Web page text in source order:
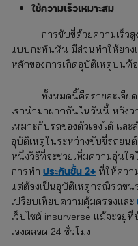
ใช้ความเร็วเหมาะสม
การขับขี่ด้วยความเร็วสูงต่
แบบกะทันหัน มีส่วนทำให้ยาง
หลักของการเกิดอุบัติเหตุบนท้
ทั้งหมดนี้คือรายละเอียดต่
เรานำมาฝากกันในวันนี้ หวังว่
เหมาะกับรถของตัวเองได้ แล
อุบัติเหตุในระหว่างขับขี่รถยน
หนึ่งวิธีที่จะช่วยเพิ่มความอุ่นใ
การทำ ประกันชั้น 2+ ที่ให้ควา
แต่ต้องเป็นอุบัติเหตุกรณีรถช
เปรียบเทียบความคุ้มครองและ
เว็บไซต์ insurverse แม้จะอยู่
เองตลอด 24 ชั่วโมง